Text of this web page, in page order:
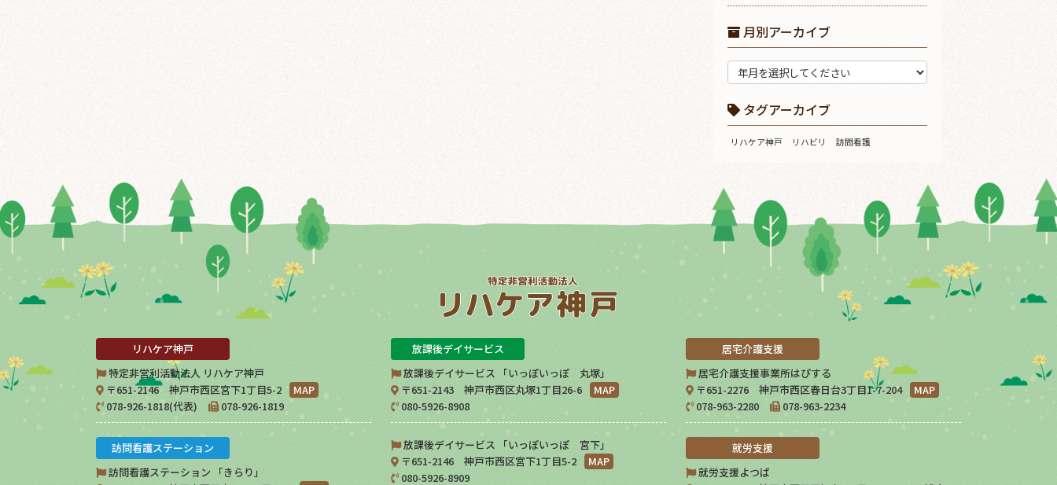
月別アーカイブ
タグアーカイブ
リハケア神戸 リハビリ 訪問看護
リハケア神戸
特定非営利活動法人 リハケア神戸
〒651-2146 神戸市西区宮下1丁目5-2
MAP
078-926-1818(代表)
078-926-1819
訪問看護ステーション
訪問看護ステーション 「きらり」
放課後デイサービス
放課後デイサービス 「いっぽいっぽ 丸塚」
〒651-2143 神戸市西区丸塚1丁目26-6
MAP
080-5926-8908
放課後デイサービス 「いっぽいっぽ 宮下」
〒651-2146 神戸市西区宮下1丁目5-2
MAP
080-5926-8909
居宅介護支援
居宅介護支援事業所はぴする
〒651-2276 神戸市西区春日台3丁目1-7-204
MAP
078-963-2280
078-963-2234
就労支援
就労支援よつば